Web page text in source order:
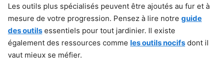
Les outils plus spécialisés peuvent être ajoutés au fur et à
mesure de votre progression. Pensez à lire notre guide
des outils essentiels pour tout jardinier. Il existe
également des ressources comme les outils nocifs dont il
vaut mieux se méfier.